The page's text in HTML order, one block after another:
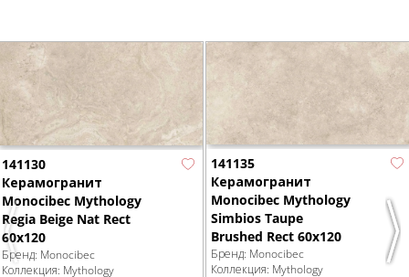
Previous
141130
Керамогранит
Monocibec Mythology
Regia Beige Nat Rect
60x120
Бренд: Monocibec
Коллекция: Mythology
141135
Керамогранит
Monocibec Mythology
Simbios Taupe
Brushed Rect 60x120
Бренд: Monocibec
Коллекция: Mythology